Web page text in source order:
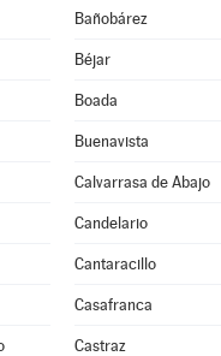
Bañobárez
Béjar
Boada
Buenavista
Calvarrasa de Abajo
Candelario
Cantaracillo
Casafranca
Castraz